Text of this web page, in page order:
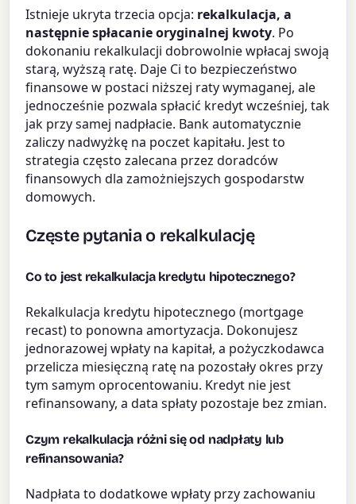
Istnieje ukryta trzecia opcja: rekalkulacja, a
następnie spłacanie oryginalnej kwoty. Po
dokonaniu rekalkulacji dobrowolnie wpłacaj swoją
starą, wyższą ratę. Daje Ci to bezpieczeństwo
finansowe w postaci niższej raty wymaganej, ale
jednocześnie pozwala spłacić kredyt wcześniej, tak
jak przy samej nadpłacie. Bank automatycznie
zaliczy nadwyżkę na poczet kapitału. Jest to
strategia często zalecana przez doradców
finansowych dla zamożniejszych gospodarstw
domowych.
Częste pytania o rekalkulację
Co to jest rekalkulacja kredytu hipotecznego?
Rekalkulacja kredytu hipotecznego (mortgage
recast) to ponowna amortyzacja. Dokonujesz
jednorazowej wpłaty na kapitał, a pożyczkodawca
przelicza miesięczną ratę na pozostały okres przy
tym samym oprocentowaniu. Kredyt nie jest
refinansowany, a data spłaty pozostaje bez zmian.
Czym rekalkulacja różni się od nadpłaty lub
refinansowania?
Nadpłata to dodatkowe wpłaty przy zachowaniu